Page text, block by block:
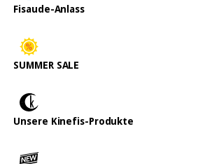
Fisaude-Anlass
SUMMER SALE
Unsere Kinefis-Produkte